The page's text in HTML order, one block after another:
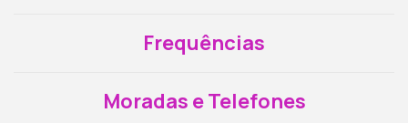
Frequências
Moradas e Telefones